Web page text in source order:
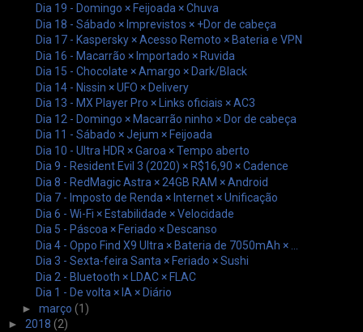
Dia 19 - Domingo × Feijoada × Chuva
Dia 18 - Sábado × Imprevistos × +Dor de cabeça
Dia 17 - Kaspersky × Acesso Remoto × Bateria e VPN
Dia 16 - Macarrão × Importado × Ruvida
Dia 15 - Chocolate × Amargo × Dark/Black
Dia 14 - Nissin × UFO × Delivery
Dia 13 - MX Player Pro × Links oficiais × AC3
Dia 12 - Domingo × Macarrão ninho × Dor de cabeça
Dia 11 - Sábado × Jejum × Feijoada
Dia 10 - Ultra HDR × Garoa × Tempo aberto
Dia 9 - Resident Evil 3 (2020) × R$16,90 × Cadence
Dia 8 - RedMagic Astra × 24GB RAM × Android
Dia 7 - Imposto de Renda × Internet × Unificação
Dia 6 - Wi-Fi × Estabilidade × Velocidade
Dia 5 - Páscoa × Feriado × Descanso
Dia 4 - Oppo Find X9 Ultra × Bateria de 7050mAh × ...
Dia 3 - Sexta-feira Santa × Feriado × Sushi
Dia 2 - Bluetooth × LDAC × FLAC
Dia 1 - De volta × IA × Diário
► março (1)
► 2018 (2)